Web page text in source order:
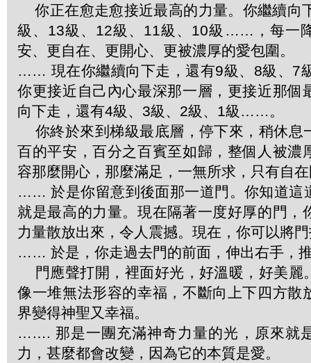
你正在愈走愈接近最高的力量。你繼續向
級、13級、12級、11級、10級……，每一
安、更自在、更開心、更被濃厚的愛包圍。
…… 現在你繼續向下走，還有9級、8級、
你更接近自己內心最深那一層，更接近那個
向下走，還有4級、3級、2級、1級……。
你終於來到梯級最底層，停下來，稍休息
百的平安，百分之百賓至如歸，整個人被濃
容那麼開心，那麼滿足，一無所求，只有自
…… 於是你留意到後面那一道門。你知道這
就是最高的力量。現在隔著一度好厚的門，
力量散放出來，令人震撼。現在，你可以將
…… 於是，你走過去門的前面，伸出右手，
門應聲打開，裡面好光，好溫暖，好美麗
像一堆無法形容的幸福，不斷向上下四方散
界變得神聖又幸福。
……. 那是一團充滿神奇力量的光，原來就
力，甚麼都會改變，因為它的本質是愛。